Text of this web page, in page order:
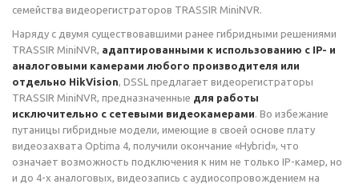
семейства видеорегистраторов TRASSIR MiniNVR.
Наряду с двумя существовавшими ранее гибридными решениями
TRASSIR MiniNVR, адаптированными к использованию с IP- и
аналоговыми камерами любого производителя или
отдельно HikVision, DSSL предлагает видеорегистраторы
TRASSIR MiniNVR, предназначенные для работы
исключительно с сетевыми видеокамерами. Во избежание
путаницы гибридные модели, имеющие в своей основе плату
видеозахвата Optima 4, получили окончание «Hybrid», что
означает возможность подключения к ним не только IP-камер, но
и до 4-х аналоговых, видеозапись с аудиосопровождением на